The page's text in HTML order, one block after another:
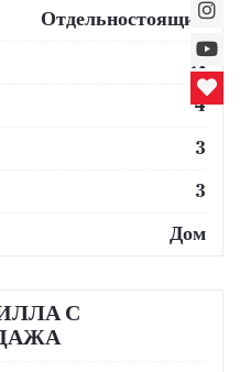
Отдельностоящий
A
4
3
3
Дом
С